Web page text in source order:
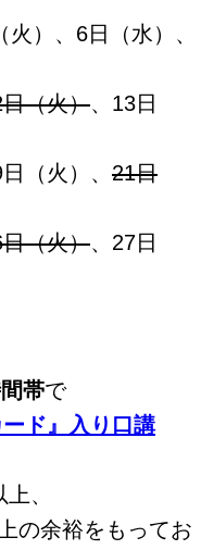
）、6日（水）、
（火）、13日
（火）、 21日
（火）、27日
帯で
ード』入り口講
上、
の余裕をもってお